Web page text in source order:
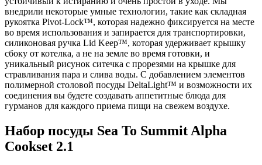
внедрили некоторые умные технологии, такие как складная
рукоятка Pivot-Lock™, которая надежно фиксируется на месте
во время использования и запирается для транспортировки,
силиконовая ручка Lid Keep™, которая удерживает крышку
сбоку от котелка, а не на земле во время готовки, и
уникальный рисунок ситечка с прорезями на крышке для
стравливания пара и слива воды. С добавлением элементов
полимерной столовой посуды DeltaLight™ и возможности их
соединения вы будете создавать аппетитные блюда для
гурманов для каждого приема пищи на свежем воздухе.
Набор посуды Sea To Summit Alpha
Cookset 2.1